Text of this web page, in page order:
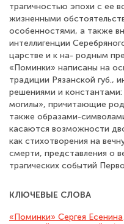
трагичностью эпохи с ее
жизненными
особенностями, а также
интеллигенции
царстве и к на- родным
«Поминки» написаны на
традиции Рязанской губ.,
решениями и
могилы», причитающие
также образами-
касаются возможности
как стихотворения на
смерти, представления о
трагических событий
КЛЮЧЕВЫЕ СЛОВА
«Поминки» Сергея Есенина